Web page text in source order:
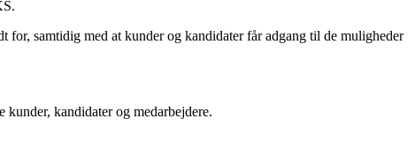
samtidig med at kunder og kandidater får adgang til de muligheder
kandidater og medarbejdere.